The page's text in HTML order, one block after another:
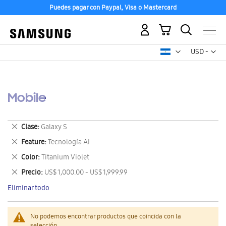
Puedes pagar con Paypal, Visa o Mastercard
USD -
dólar
Mi carrito
Mobile
No podemos encontrar productos que coincida con la
Clase Galaxy S
Eliminar
este
artículo
Feature Tecnología AI
Eliminar
este
artículo
Color Titanium Violet
Eliminar
este
artículo
Precio US$ 1,000.00 - US$ 1,999.99
Eliminar
este
artículo
Eliminar todo